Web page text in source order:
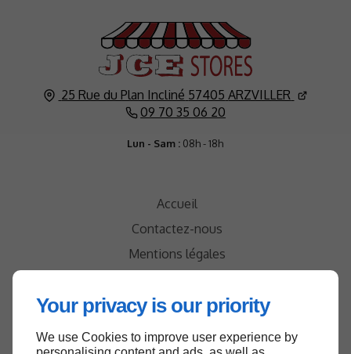
Your privacy is our priority
We use Cookies to improve user experience by
25 Rue du Plan Incliné 57405 ARZVILLER
09 70 35 06 20
Lun - Sam : 08h - 18h
Accueil
Contactez-nous
Mentions légales